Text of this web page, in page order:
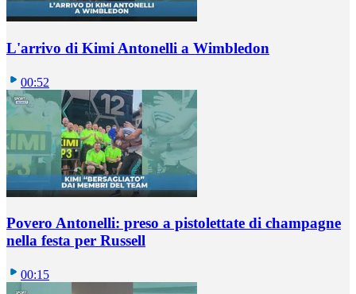
L'arrivo di Kimi Antonelli a Wimbledon
00:52
Povero Antonelli: preso a pistolettate di champagne
nella festa per Russell
00:15